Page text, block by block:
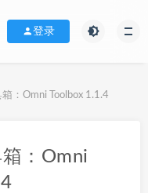
登录
：Omni Toolbox 1.1.4
：Omni